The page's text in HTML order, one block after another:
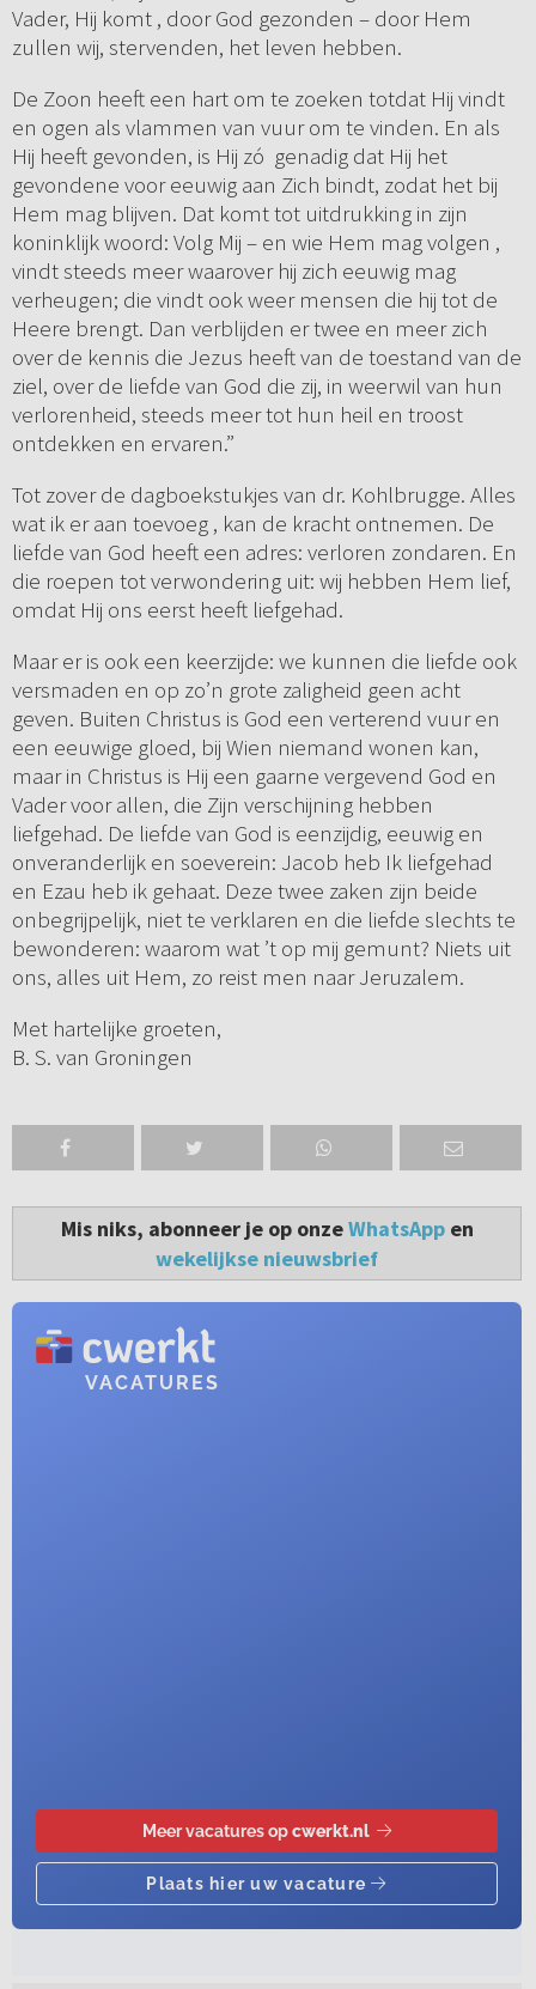
Vader, Hij komt , door God gezonden – door Hem
zullen wij, stervenden, het leven hebben.
De Zoon heeft een hart om te zoeken totdat Hij vindt
en ogen als vlammen van vuur om te vinden. En als
Hij heeft gevonden, is Hij zó genadig dat Hij het
gevondene voor eeuwig aan Zich bindt, zodat het bij
Hem mag blijven. Dat komt tot uitdrukking in zijn
koninklijk woord: Volg Mij – en wie Hem mag volgen ,
vindt steeds meer waarover hij zich eeuwig mag
verheugen; die vindt ook weer mensen die hij tot de
Heere brengt. Dan verblijden er twee en meer zich
over de kennis die Jezus heeft van de toestand van de
ziel, over de liefde van God die zij, in weerwil van hun
verlorenheid, steeds meer tot hun heil en troost
ontdekken en ervaren.”
Tot zover de dagboekstukjes van dr. Kohlbrugge. Alles
wat ik er aan toevoeg , kan de kracht ontnemen. De
liefde van God heeft een adres: verloren zondaren. En
die roepen tot verwondering uit: wij hebben Hem lief,
omdat Hij ons eerst heeft liefgehad.
Maar er is ook een keerzijde: we kunnen die liefde ook
versmaden en op zo’n grote zaligheid geen acht
geven. Buiten Christus is God een verterend vuur en
een eeuwige gloed, bij Wien niemand wonen kan,
maar in Christus is Hij een gaarne vergevend God en
Vader voor allen, die Zijn verschijning hebben
liefgehad. De liefde van God is eenzijdig, eeuwig en
onveranderlijk en soeverein: Jacob heb Ik liefgehad
en Ezau heb ik gehaat. Deze twee zaken zijn beide
onbegrijpelijk, niet te verklaren en die liefde slechts te
bewonderen: waarom wat ’t op mij gemunt? Niets uit
ons, alles uit Hem, zo reist men naar Jeruzalem.
Met hartelijke groeten,
B. S. van Groningen
Mis niks, abonneer je op onzeWhatsAppen
wekelijkse nieuwsbrief